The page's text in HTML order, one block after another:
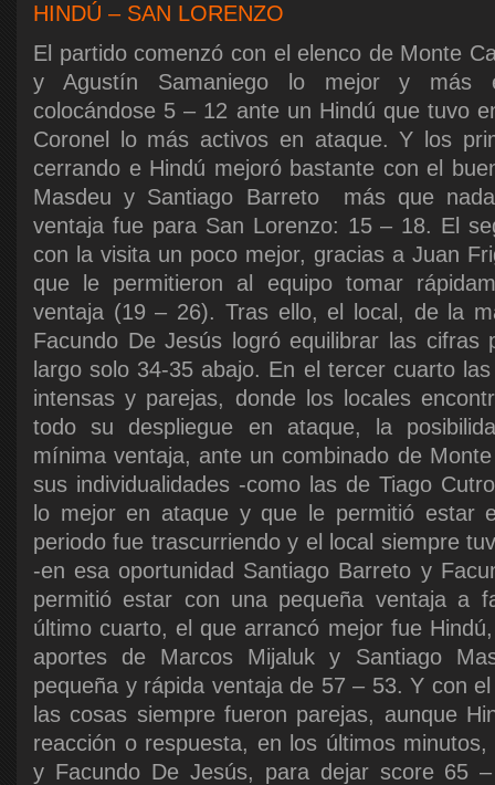
HINDÚ – SAN LORENZO
El partido comenzó con el elenco de Monte
y Agustín Samaniego lo mejor y más
colocándose 5 – 12 ante un Hindú que tuvo
Coronel lo más activos en ataque. Y los
cerrando e Hindú mejoró bastante con el
Masdeu y Santiago Barreto más que
ventaja fue para San Lorenzo: 15 – 18. El
con la visita un poco mejor, gracias a Juan
que le permitieron al equipo tomar
ventaja (19 – 26). Tras ello, el local, de la
Facundo De Jesús logró equilibrar las cifras
largo solo 34-35 abajo. En el tercer cuarto
intensas y parejas, donde los locales
todo su despliegue en ataque, la
mínima ventaja, ante un combinado de
sus individualidades -como las de Tiago
lo mejor en ataque y que le permitió estar
periodo fue trascurriendo y el local siempre
-en esa oportunidad Santiago Barreto y
permitió estar con una pequeña ventaja a
último cuarto, el que arrancó mejor fue
aportes de Marcos Mijaluk y Santiago
pequeña y rápida ventaja de 57 – 53. Y con
las cosas siempre fueron parejas, aunque
reacción o respuesta, en los últimos
y Facundo De Jesús, para dejar score 65